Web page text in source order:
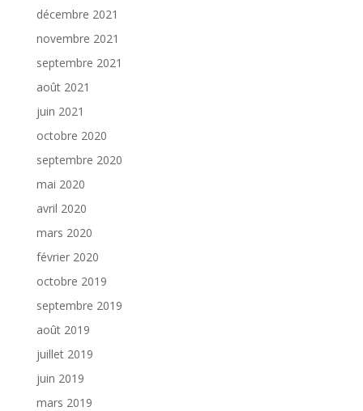
décembre 2021
novembre 2021
septembre 2021
août 2021
juin 2021
octobre 2020
septembre 2020
mai 2020
avril 2020
mars 2020
février 2020
octobre 2019
septembre 2019
août 2019
juillet 2019
juin 2019
mars 2019